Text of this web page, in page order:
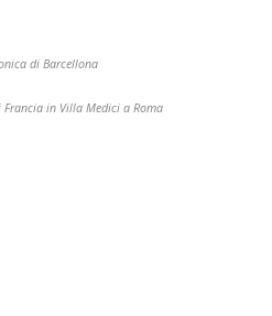
di Barcellona
in Villa Medici a Roma